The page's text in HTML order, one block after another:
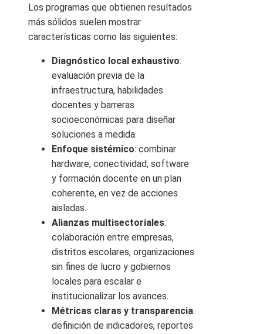
Los programas que obtienen resultados
más sólidos suelen mostrar
características como las siguientes:
Diagnóstico local exhaustivo:
evaluación previa de la
infraestructura, habilidades
docentes y barreras
socioeconómicas para diseñar
soluciones a medida.
Enfoque sistémico: combinar
hardware, conectividad, software
y formación docente en un plan
coherente, en vez de acciones
aisladas.
Alianzas multisectoriales:
colaboración entre empresas,
distritos escolares, organizaciones
sin fines de lucro y gobiernos
locales para escalar e
institucionalizar los avances.
Métricas claras y transparencia:
definición de indicadores, reportes